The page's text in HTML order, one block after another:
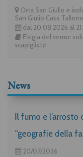
Orta San Giulio e
San Giulio Casa Tallone
dal 20.08.2026 al
Elegia del verme
scapigliate
News
Il fumo e l’arrosto
“geografie della
20/07/2026